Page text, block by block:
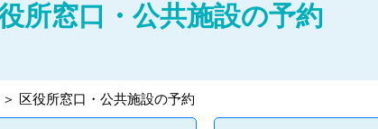
所窓口・公共施設の予約
＞ 区役所窓口・公共施設の予約